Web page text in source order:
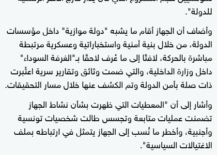
للدولة".
وأضاف أن الجهاز أقام ما يشبه "دولة موازية" داخل مؤسسات
الدولة، من خلال بنية أمنية واستخباراتية وعسكرية مرتبطة
مباشرة بالحركة، لافتًا إلى ما عُرف لاحقًا بـ"الغرفة السوداء"
داخل وزارة الداخلية، والتي ضمت وثائق وتقارير سرية اعتُبرت
ذات صلة بأمن الدولة وتم الكشف عنها خلال مسار التحقيقات.
وأشار إلى أن "المعطيات التي ظهرت بشأن نشاط الجهاز
تضمنت عمليات متابعة وتجسس طالت شخصيات تونسية
وأجنبية، وأخطر ما نُسب إلى الجهاز يتمثل في ارتباطه بملف
الاغتيالات السياسية".